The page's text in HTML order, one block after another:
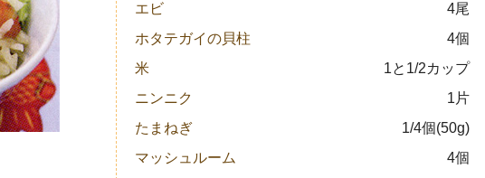
エビ
4尾
ホタテガイの貝柱
4個
米
1と1/2カップ
ニンニク
1片
たまねぎ
1/4個(50g)
マッシュルーム
4個